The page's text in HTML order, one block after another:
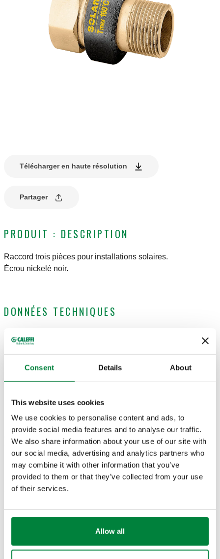
Consent Details About
This website uses cookies
We use cookies to personalise content and ads, to
provide social media features and to analyse our traffic.
We also share information about your use of our site with
our social media, advertising and analytics partners who
may combine it with other information that you’ve
provided to them or that they’ve collected from your use
of their services.
Allow all
Télécharger en haute résolution
Partager
PRODUIT : DESCRIPTION
Raccord trois pièces pour installations solaires.
Écrou nickelé noir.
DONNÉES TECHNIQUES
Pourcentage maxi de glycol
Pression maxi d'exercice
:16 bar
DESSINS ET SPÉCIFICATIONS
Code
article
Raccord 1 Raccord 2 Actions
588052
G 3/4" (ISO 228-1)
F
G 3/4" A (ISO 228-1)